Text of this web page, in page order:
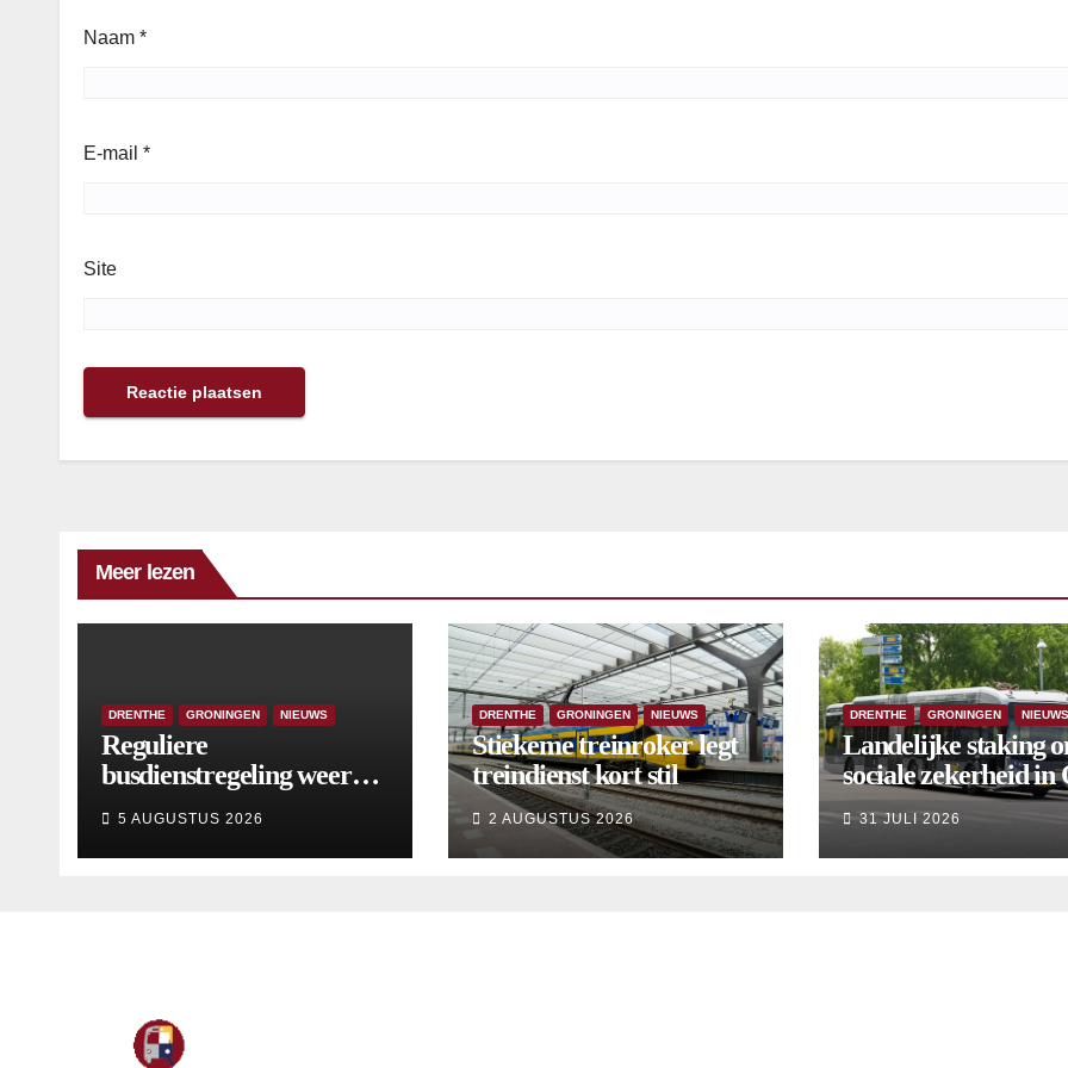
Naam *
E-mail *
Site
Meer lezen
DRENTHE GRONINGEN NIEUWS
Reguliere
busdienstregeling weer
wijzigingen
5 AUGUSTUS 2026
DRENTHE GRONINGEN NIEUWS
Stiekeme treinroker legt
treindienst kort stil
2 AUGUSTUS 2026
DRENTHE GRONINGEN NIEUWS
Landelijke staking
sociale zekerheid in
aangekondigd voor
september
31 JULI 2026